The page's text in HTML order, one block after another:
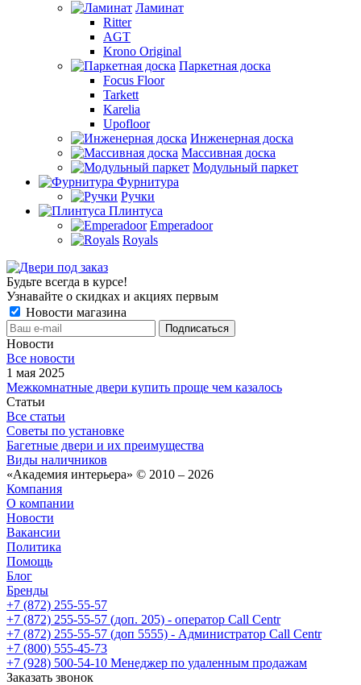
Ламинат
Ritter
AGT
Krono Original
Паркетная доска
Focus Floor
Tarkett
Karelia
Upofloor
Инженерная доска
Массивная доска
Модульный паркет
Фурнитура
Ручки
Плинтуса
Emperadoor
Royals
Будьте всегда в курсе!
Узнавайте о скидках и акциях первым
Новости магазина
Новости
Все новости
1 мая 2025
Межкомнатные двери купить проще чем казалось
Статьи
Все статьи
Советы по установке
Багетные двери и их преимущества
Виды наличников
«Академия интерьера» © 2010 – 2026
Компания
О компании
Новости
Вакансии
Политика
Помощь
Блог
Бренды
+7 (872) 255-55-57
+7 (872) 255-55-57 (доп. 205) - оператор Call Centr
+7 (872) 255-55-57 (доп 5555) - Администратор Call Centr
+7 (800) 555-45-73
+7 (928) 500-54-10 Менеджер по удаленным продажам
Заказать звонок